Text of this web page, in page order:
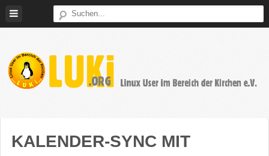
Bereich
KALENDER-SYNC MIT